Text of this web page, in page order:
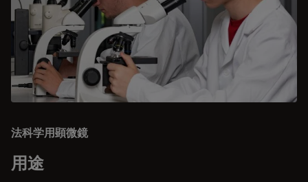
法科学用顕微鏡
用途